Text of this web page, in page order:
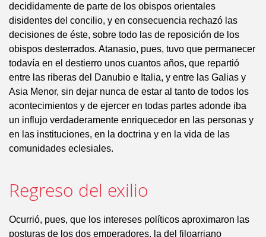
decididamente de parte de los obispos orientales
disidentes del concilio, y en consecuencia rechazó las
decisiones de éste, sobre todo las de reposición de los
obispos desterrados. Atanasio, pues, tuvo que permanecer
todavía en el destierro unos cuantos años, que repartió
entre las riberas del Danubio e Italia, y entre las Galias y
Asia Menor, sin dejar nunca de estar al tanto de todos los
acontecimientos y de ejercer en todas partes adonde iba
un influjo verdaderamente enriquecedor en las personas y
en las instituciones, en la doctrina y en la vida de las
comunidades eclesiales.
Regreso del exilio
Ocurrió, pues, que los intereses políticos aproximaron las
posturas de los dos emperadores, la del filoarriano